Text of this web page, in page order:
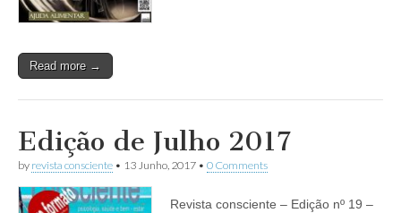
Read more →
Edição de Julho 2017
by revista consciente • 13 Junho, 2017 • 0 Comments
Revista consciente – Edição nº 19 –